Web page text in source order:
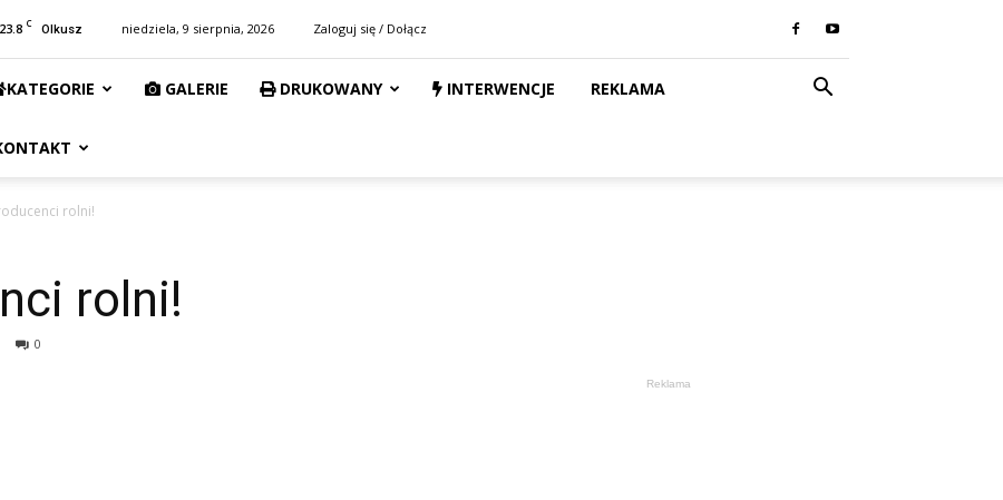
23.8 C Olkusz niedziela, 9 sierpnia, 2026 Zaloguj się / Dołącz
KATEGORIE GALERIE DRUKOWANY INTERWENCJE REKLAMA
rolni!
rolni!
0
Reklama